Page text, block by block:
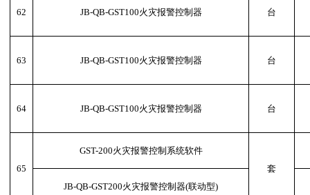
62 JB-QB-GST100火灾报警控制器 台
63 JB-QB-GST100火灾报警控制器 台
64 JB-QB-GST100火灾报警控制器 台
65
GST-200火灾报警控制系统软件
套
JB-QB-GST200火灾报警控制器(联动型)